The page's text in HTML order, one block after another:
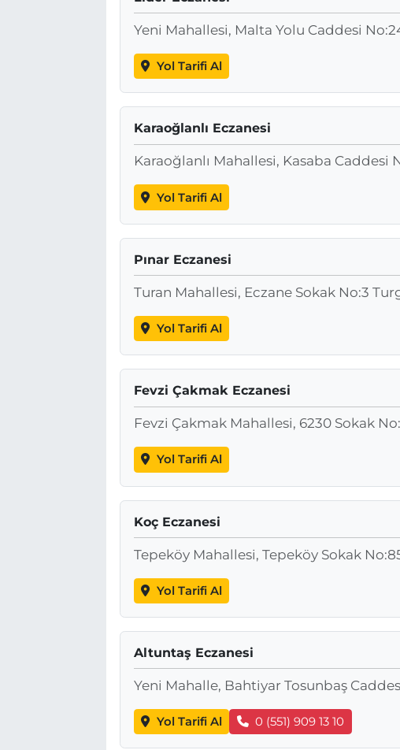
Yeni Mahallesi, Malta Yolu Caddesi
Yol Tarifi Al
Karaoğlanlı Eczanesi
Karaoğlanlı Mahallesi, Kasaba Caddesi
Yol Tarifi Al
Pınar Eczanesi
Turan Mahallesi, Eczane Sokak No:3
Yol Tarifi Al
Fevzi Çakmak Eczanesi
Fevzi Çakmak Mahallesi, 6230 Sokak
Yol Tarifi Al
Koç Eczanesi
Tepeköy Mahallesi, Tepeköy Sokak
Yol Tarifi Al
Altuntaş Eczanesi
Yeni Mahalle, Bahtiyar Tosunbaş
Yol Tarifi Al 0 (551) 909 13 10